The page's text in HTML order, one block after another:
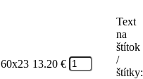
60x23 13.20 €
Text
na
štítok
/
štítky: